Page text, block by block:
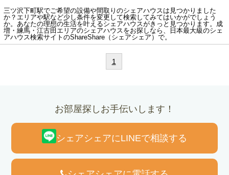
三ツ沢下町駅でご希望の設備や間取りのシェアハウスは見つかりました
か？エリアや駅など少し条件を変更して検索してみてはいかがでしょう
か。あなたの理想の生活を叶えるシェアハウスがきっと見つかります。成
増・練馬・江古田エリアのシェアハウスをお探しなら、日本最大級のシェ
アハウス検索サイトのShareShare（シェアシェア）で。
1
お部屋探しお手伝いします！
シェアシェアにLINEで相談する